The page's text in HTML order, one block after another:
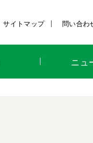
サイトマップ 問い合わ
ニュ